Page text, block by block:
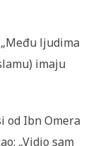
„Među ljudima
imaju
od Ibn Omera
„Vidio sam